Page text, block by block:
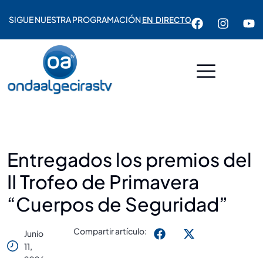
SIGUE NUESTRA PROGRAMACIÓNEN DIRECTO
Entregados los premios del
II Trofeo de Primavera
“Cuerpos de Seguridad”
Junio
11,
Compartir artículo: